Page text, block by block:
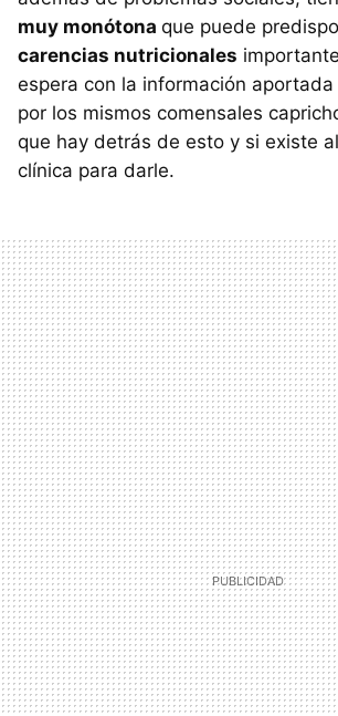
muy monótona que puede
carencias nutricionales
espera con la información
por los mismos comensales
que hay detrás de esto y si existe
clínica para darle.